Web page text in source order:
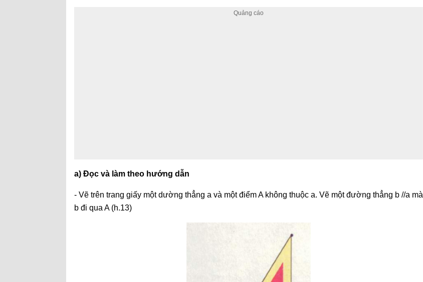
a) Đọc và làm theo hướng dẫn
- Vẽ trên trang giấy một dường thẳng a và một điểm A không thuộc a. Vẽ một đường thẳng b //a mà
b đi qua A (h.13)